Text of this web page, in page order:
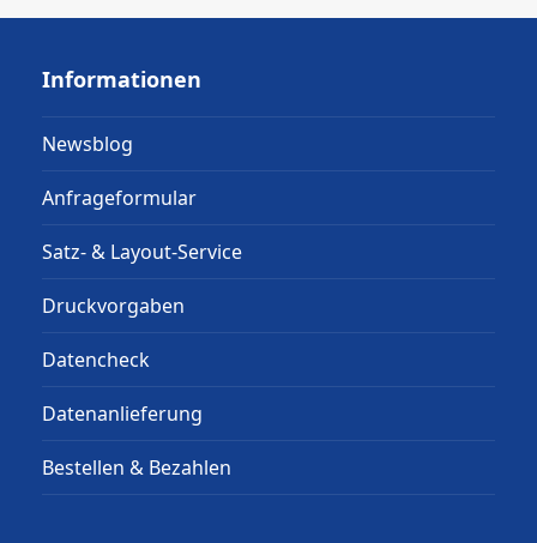
Informationen
Newsblog
Anfrageformular
Satz- & Layout-Service
Druckvorgaben
Datencheck
Datenanlieferung
Bestellen & Bezahlen